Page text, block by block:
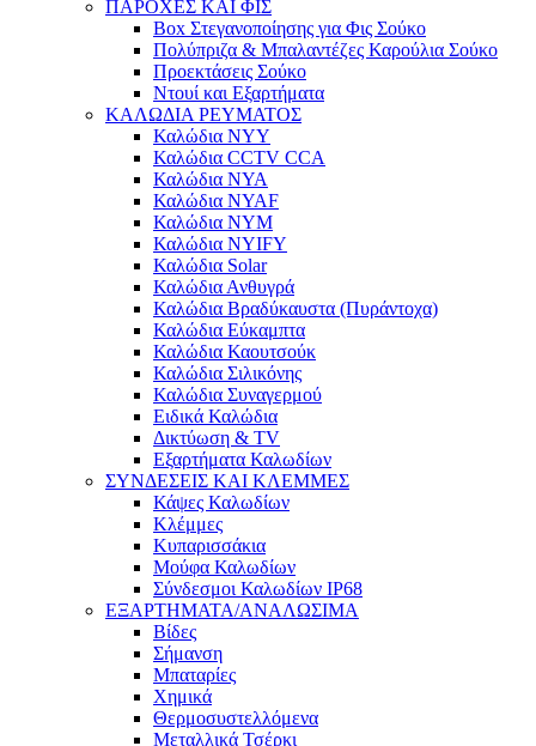
ΠΑΡΟΧΕΣ ΚΑΙ ΦΙΣ
Box Στεγανοποίησης για Φις Σούκο
Πολύπριζα & Μπαλαντέζες Καρούλια Σούκο
Προεκτάσεις Σούκο
Ντουί και Εξαρτήματα
ΚΑΛΩΔΙΑ ΡΕΥΜΑΤΟΣ
Καλώδια NYY
Καλώδια CCTV CCA
Καλώδια NYA
Καλώδια NYAF
Καλώδια NYM
Καλώδια NYIFY
Καλώδια Solar
Καλώδια Ανθυγρά
Καλώδια Βραδύκαυστα (Πυράντοχα)
Καλώδια Εύκαμπτα
Καλώδια Καουτσούκ
Καλώδια Σιλικόνης
Καλώδια Συναγερμού
Ειδικά Καλώδια
Δικτύωση & TV
Εξαρτήματα Καλωδίων
ΣΥΝΔΕΣΕΙΣ ΚΑΙ ΚΛΕΜΜΕΣ
Κάψες Καλωδίων
Κλέμμες
Κυπαρισσάκια
Μούφα Καλωδίων
Σύνδεσμοι Καλωδίων IP68
ΕΞΑΡΤΗΜΑΤΑ/ΑΝΑΛΩΣΙΜΑ
Βίδες
Σήμανση
Μπαταρίες
Χημικά
Θερμοσυστελλόμενα
Μεταλλικά Τσέρκι